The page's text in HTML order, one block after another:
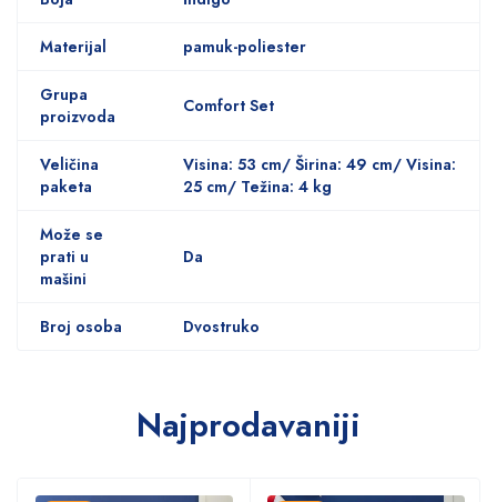
Materijal pamuk-poliester
Grupa
proizvoda
Comfort Set
Veličina
paketa
Visina: 53 cm/ Širina: 49 cm/ Visina:
25 cm/ Težina: 4 kg
Može se
prati u
mašini
Da
Broj osoba Dvostruko
Najprodavaniji